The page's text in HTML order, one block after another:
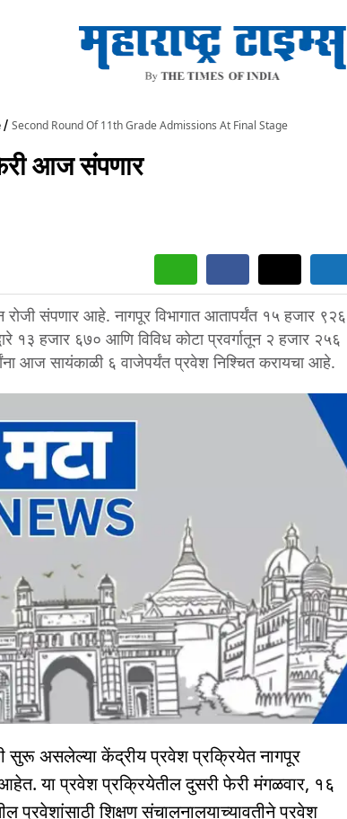
Second Round Of 11th Grade Admissions At Final Stage
आज संपणार
संपणार आहे. नागपूर विभागात आतापर्यंत १५ हजार ९२६
१३ हजार ६७० आणि विविध कोटा प्रवर्गातून २ हजार २५६
आज सायंकाळी ६ वाजेपर्यंत प्रवेश निश्चित करायचा आहे.
सुरू असलेल्या केंद्रीय प्रवेश प्रक्रियेत नागपूर
या प्रवेश प्रक्रियेतील दुसरी फेरी मंगळवार, १६
प्रवेशांसाठी शिक्षण संचालनालयाच्यावतीने प्रवेश